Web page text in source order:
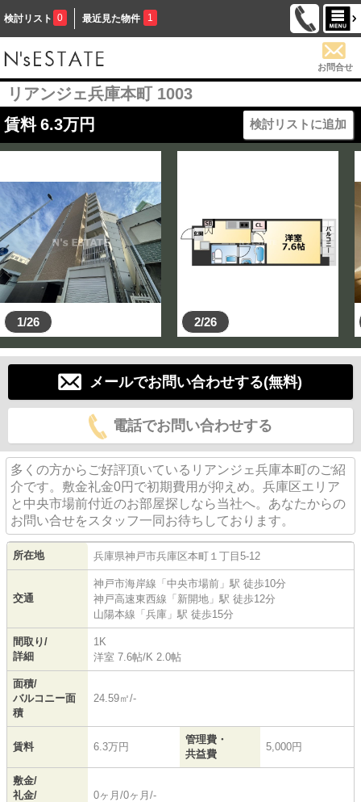
検討リスト 0 最近見た物件 1
お問合せ
リアンジェ兵庫本町 1003
賃料 6.3万円 検討リストに追加
1/26 2/26
メールでお問い合わせする(無料)
電話でお問い合わせする
多くの方からご好評頂いているリアンジェ兵庫本町のご紹
介です。敷金礼金0円で初期費用が抑えめ。兵庫区エリア
と中央市場前付近のお部屋探しなら当社へ。あなたからの
お問い合せをスタッフ一同お待ちしております。
所在地 兵庫県神戸市兵庫区本町 １丁目5-12
交通
神戸市海岸線 「 中央市場前 」駅 徒歩10分
神戸高速東西線 「 新開地 」駅 徒歩12分
山陽本線 「 兵庫 」駅 徒歩15分
間取り/
詳細
1K
洋室 7.6帖/K 2.0帖
面積/
バルコニー面
積
24.59㎡/-
賃料 6.3万円
管理費・
共益費
5,000円
敷金/
礼金/
0ヶ月/0ヶ月/-